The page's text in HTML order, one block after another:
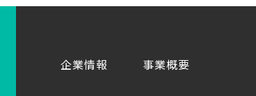
企業情報 事業概要